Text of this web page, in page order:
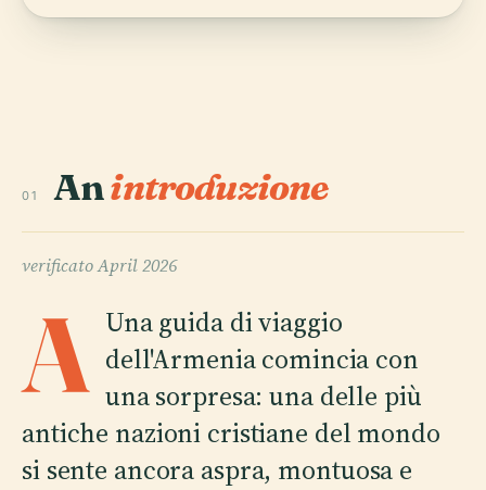
01 Anintroduzione
verificatoApril 2026
A Una guida di viaggio
dell'Armenia comincia con
una sorpresa: una delle più
antiche nazioni cristiane del mondo
si sente ancora aspra, montuosa e